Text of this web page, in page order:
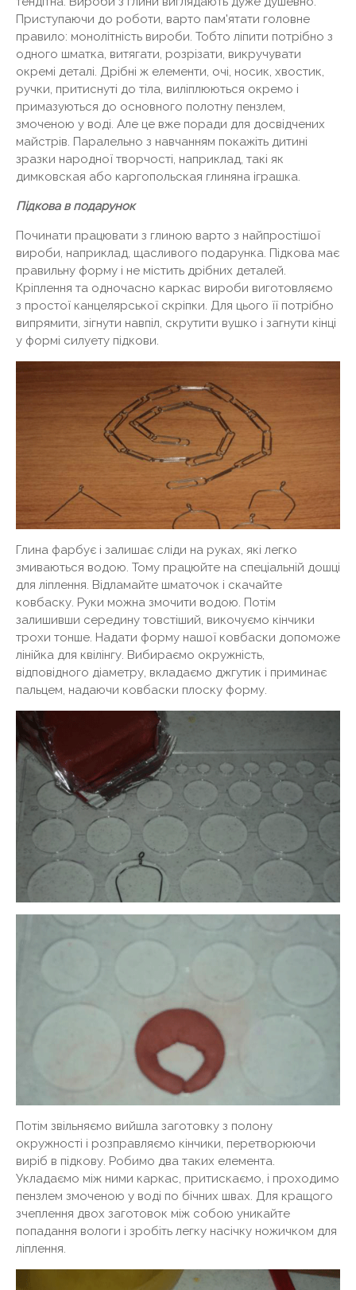
Приступаючи до роботи, варто пам'ятати головне
правило: монолітність вироби. Тобто ліпити потрібно з
одного шматка, витягати, розрізати, викручувати
окремі деталі. Дрібні ж елементи, очі, носик, хвостик,
ручки, притиснуті до тіла, виліплюються окремо і
примазуються до основного полотну пензлем,
змоченою у воді. Але це вже поради для досвідчених
майстрів. Паралельно з навчанням покажіть дитині
зразки народної творчості, наприклад, такі як
димковская або каргопольская глиняна іграшка.
Підкова в подарунок
Починати працювати з глиною варто з найпростішої
вироби, наприклад, щасливого подарунка. Підкова має
правильну форму і не містить дрібних деталей.
Кріплення та одночасно каркас вироби виготовляємо
з простої канцелярської скріпки. Для цього її потрібно
випрямити, зігнути навпіл, скрутити вушко і загнути кінці
у формі силуету підкови.
Глина фарбує і залишає сліди на руках, які легко
змиваються водою. Тому працюйте на спеціальній дошці
для ліплення. Відламайте шматочок і скачайте
ковбаску. Руки можна змочити водою. Потім
залишивши середину товстіший, викочуємо кінчики
трохи тонше. Надати форму нашої ковбаски допоможе
лінійка для квілінгу. Вибираємо окружність,
відповідного діаметру, вкладаємо джгутик і приминає
пальцем, надаючи ковбаски плоску форму.
Потім звільняємо вийшла заготовку з полону
окружності і розправляємо кінчики, перетворюючи
виріб в підкову. Робимо два таких елемента.
Укладаємо між ними каркас, притискаємо, і проходимо
пензлем змоченою у воді по бічних швах. Для кращого
зчеплення двох заготовок між собою уникайте
попадання вологи і зробіть легку насічку ножичком для
ліплення.